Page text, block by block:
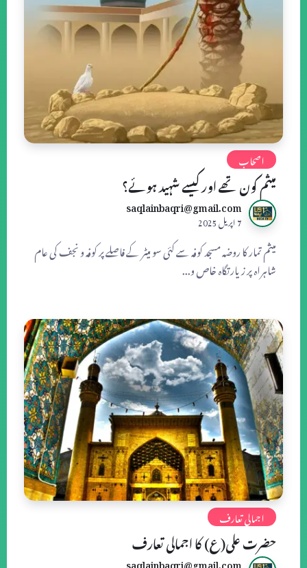
اصحاب
میثم کون تھے اور کیسے شہید ہوئے؟
saqlainbaqri@gmail.com
7 اپریل 2025
میثم تمار کا روضہ مسجد کوفہ سے کئی سو میٹر کے فاصلے پر کوفہ و نجف کی عام
شاہراہ پر زیارتگاہ خاص و...
اجمالی تعارف
حضرت علی(ع) کا اجمالی تعارف
saqlainbaqri@gmail.com